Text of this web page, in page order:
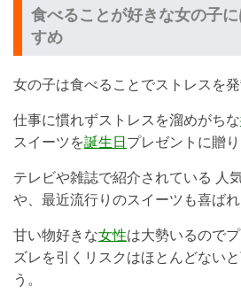
食べることが好きな女の子
すめ
女の子は食べることでストレスを発
仕事に慣れずストレスを溜めがちな
スイーツを誕生日 プレゼントに贈り
テレビや雑誌で紹介されている 人
や、最近流行りのスイーツも喜ばれ
甘い物好きな女性は大勢いるので
ズレを引くリスクはほとんどない
う。